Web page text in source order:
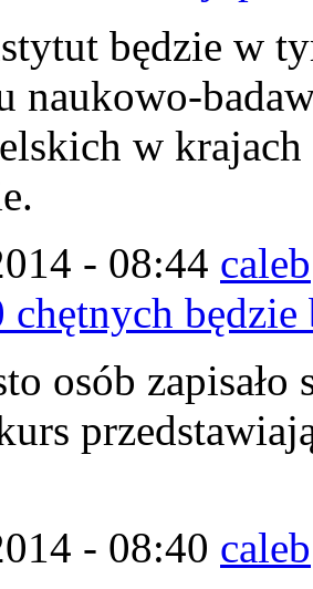
będzie w
naukowo-
w
- 08:44 caleb
chętnych
osób
- 08:40 caleb